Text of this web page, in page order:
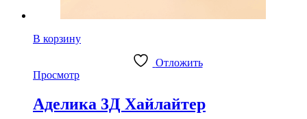
В корзину
Отложить
Просмотр
Аделика 3Д Хайлайтер